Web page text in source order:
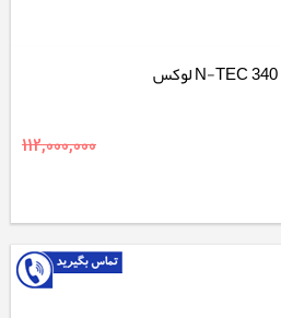
112,000,000